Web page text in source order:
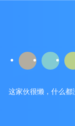
这家伙很懒，什么都